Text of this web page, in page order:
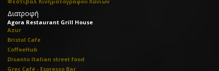
Διατροφή
Agora Restaurant Grill House
Azur
Bristol Cafe
CoffeeHub
Disanto Italian street food
Grec Café - Espresso Bar